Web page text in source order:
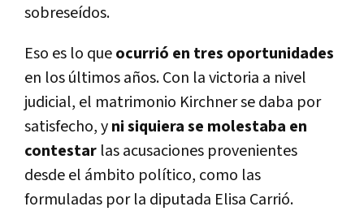
sobreseídos.
Eso es lo queocurrió en tres oportunidades
en los últimos años. Con la victoria a nivel
judicial, el matrimonio Kirchner se daba por
satisfecho, yni siquiera se molestaba en
contestar las acusaciones provenientes
desde el ámbito político, como las
formuladas por la diputada Elisa Carrió.